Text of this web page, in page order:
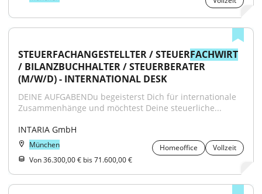
STEUERFACHANGESTELLTER / STEUERFACHWIRT
/ BILANZBUCHHALTER / STEUERBERATER
(M/W/D) - INTERNATIONAL DESK
DEINE AUFGABENDu begeisterst Dich für internationale
Zusammenhänge und möchtest Deine steuerliche...
INTARIA GmbH
München Homeoffice
Vollzeit
Von 36.300,00 € bis 71.600,00 €